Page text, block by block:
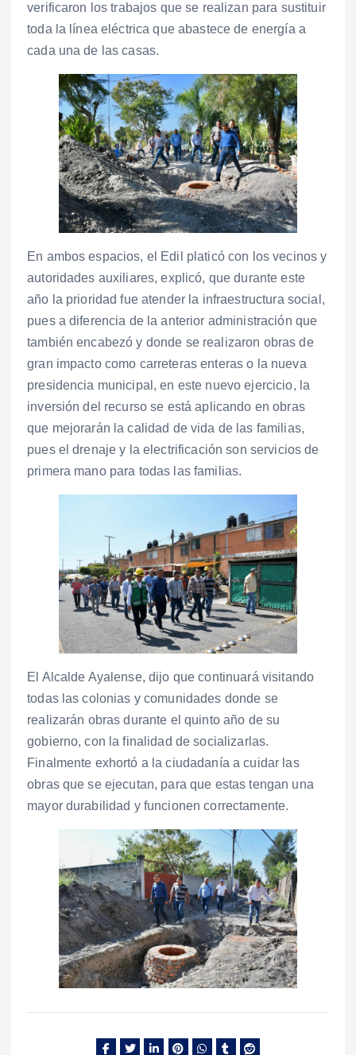
verificaron los trabajos que se realizan para sustituir
toda la línea eléctrica que abastece de energía a
cada una de las casas.
En ambos espacios, el Edil platicó con los vecinos y
autoridades auxiliares, explicó, que durante este
año la prioridad fue atender la infraestructura social,
pues a diferencia de la anterior administración que
también encabezó y donde se realizaron obras de
gran impacto como carreteras enteras o la nueva
presidencia municipal, en este nuevo ejercicio, la
inversión del recurso se está aplicando en obras
que mejorarán la calidad de vida de las familias,
pues el drenaje y la electrificación son servicios de
primera mano para todas las familias.
El Alcalde Ayalense, dijo que continuará visitando
todas las colonias y comunidades donde se
realizarán obras durante el quinto año de su
gobierno, con la finalidad de socializarlas.
Finalmente exhortó a la ciudadanía a cuidar las
obras que se ejecutan, para que estas tengan una
mayor durabilidad y funcionen correctamente.